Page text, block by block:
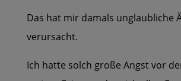
Das hat mir damals unglaubliche
verursacht.
Ich hatte solch große Angst vor